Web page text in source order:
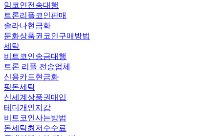
밈코인전송대행
트론리플코인판매
솔라나현금화
문화상품권코인구매방법
세탁
비트코인송금대행
트론 리플 전송업체
신용카드현금화
핑돈세탁
신세계상품권매입
테더개인지갑
비트코인사는방법
돈세탁최저수수료